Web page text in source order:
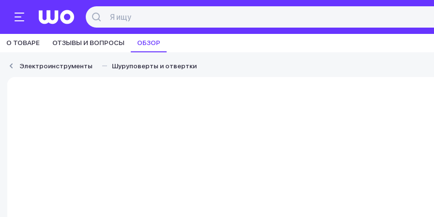
О ТОВАРЕ ОТЗЫВЫ И ВОПРОСЫ ОБЗОР
Электроинструменты Шуруповерты и отвертки